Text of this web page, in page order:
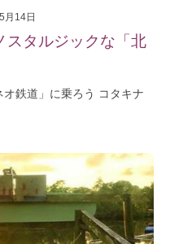
月14日
スタルジックな「北
鉄道」に乗ろう コタキナ